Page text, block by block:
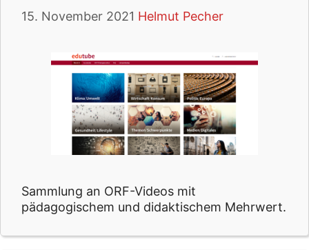
15. November 2021 Helmut Pecher
Sammlung an ORF-Videos mit
pädagogischem und didaktischem Mehrwert.